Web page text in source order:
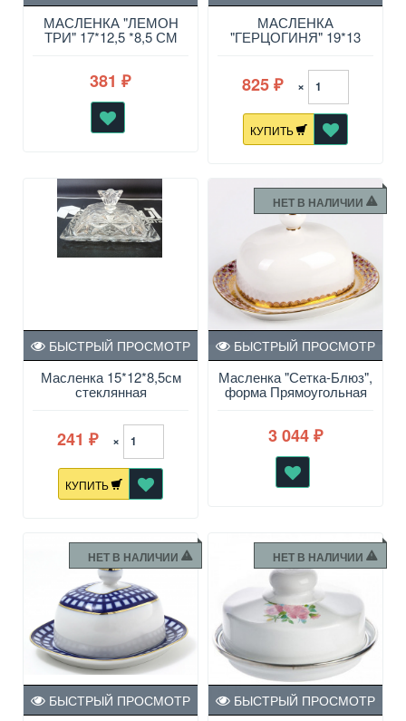
МАСЛЕНКА "ЛЕМОН
ТРИ" 17*12,5 *8,5 СМ
381 ₽
МАСЛЕНКА
"ГЕРЦОГИНЯ" 19*13
СМ.+НОЖ Д/МАСЛА
825 ₽ ×
КУПИТЬ
Масленка 15*12*8,5см
стеклянная
БЫСТРЫЙ ПРОСМОТР
241 ₽ ×
КУПИТЬ
НЕТ В НАЛИЧИИ
Масленка "Сетка-Блюз",
форма Прямоугольная
БЫСТРЫЙ ПРОСМОТР
3 044 ₽
НЕТ В НАЛИЧИИ
БЫСТРЫЙ ПРОСМОТР
НЕТ В НАЛИЧИИ
БЫСТРЫЙ ПРОСМОТР